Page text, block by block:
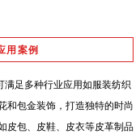
用案例
满足多种行业应用如服装纺织
和包金装饰，打造独特的时尚
皮包、皮鞋、皮衣等皮革制品